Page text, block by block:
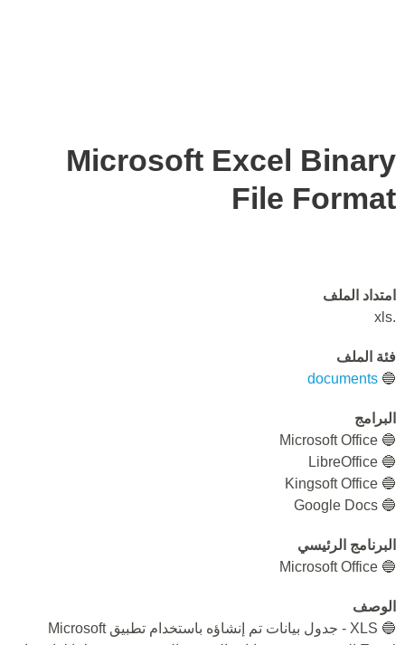
Microsoft Excel Binary
File Format
امتداد الملف
.xls
فئة الملف
🔵
documents
البرامج
🔵 Microsoft Office
🔵 LibreOffice
🔵 Kingsoft Office
🔵 Google Docs
البرنامج الرئيسي
🔵 Microsoft Office
الوصف
🔵 XLS - جدول بيانات تم إنشاؤه باستخدام تطبيق Microsoft